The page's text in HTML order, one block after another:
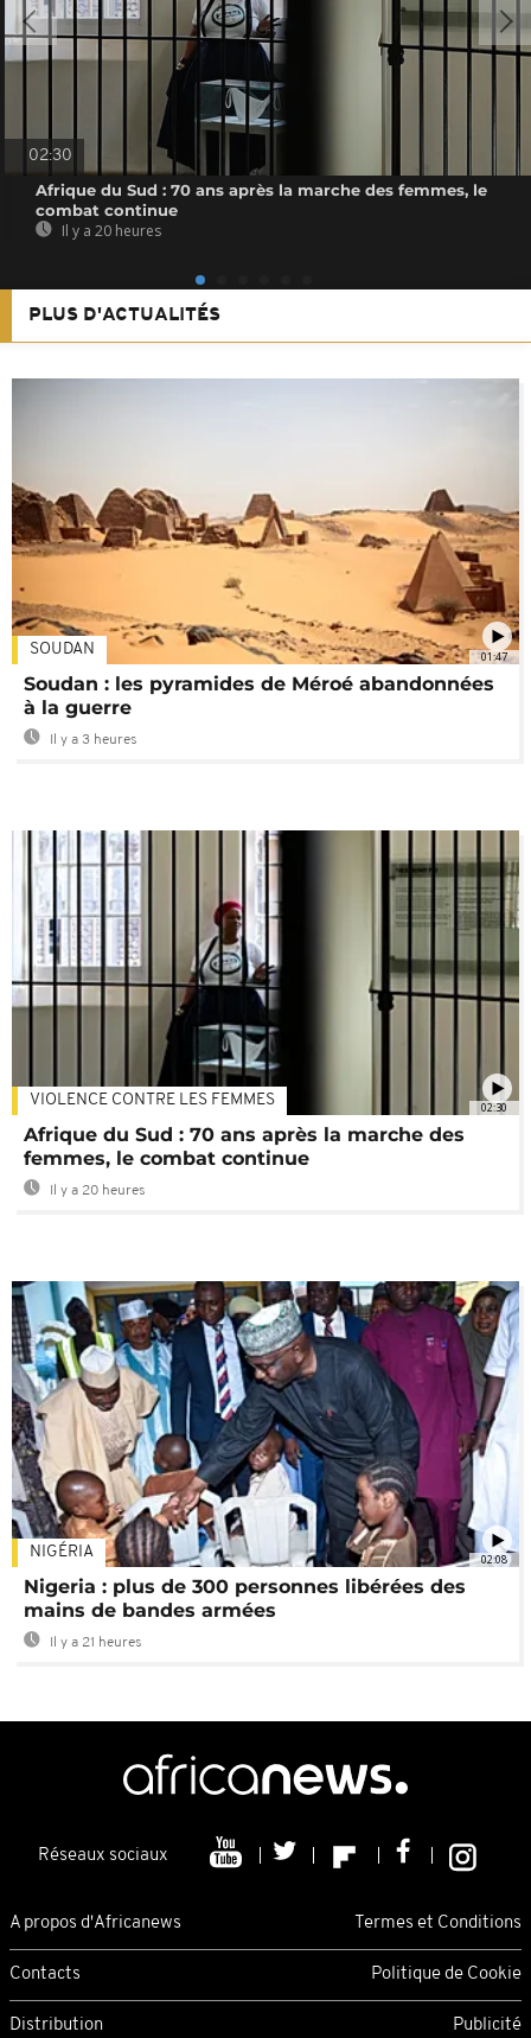
02:30
Afrique du Sud : 70 ans après la marche des femmes, le
combat continue
Il y a 20 heures
PLUS D'ACTUALITÉS
01:47
SOUDAN
Soudan : les pyramides de Méroé abandonnées
à la guerre
Il y a 3 heures
02:30
VIOLENCE CONTRE LES FEMMES
Afrique du Sud : 70 ans après la marche des
femmes, le combat continue
Il y a 20 heures
02:08
NIGÉRIA
Nigeria : plus de 300 personnes libérées des
mains de bandes armées
Il y a 21 heures
Réseaux sociaux
A propos d'Africanews Termes et Conditions
Contacts Politique de Cookie
Distribution Publicité